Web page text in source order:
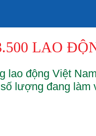
LAO
lao động Việt
lượng đang